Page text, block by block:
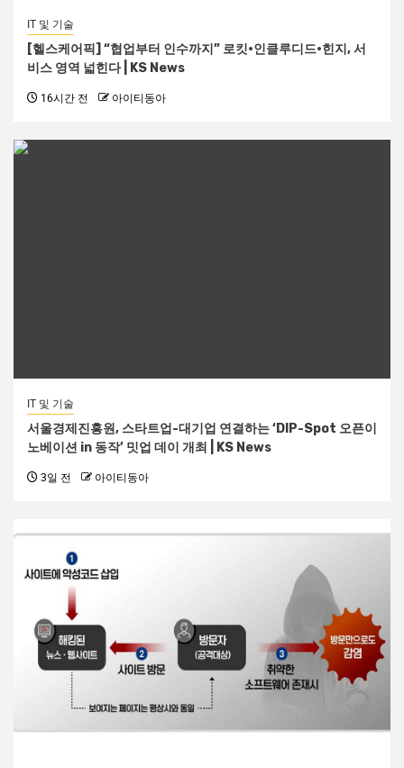
IT 및 기술
[헬스케어픽] “협업부터 인수까지” 로킷·인클루디드·힌지, 서
비스 영역 넓힌다 | KS News
16시간 전 아이티동아
IT 및 기술
서울경제진흥원, 스타트업-대기업 연결하는 ‘DIP-Spot 오픈이
노베이션 in 동작’ 밋업 데이 개최 | KS News
3일 전 아이티동아